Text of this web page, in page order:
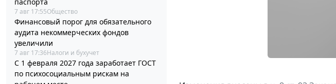
7 авг 17:55Общество
Финансовый порог для обязательного
аудита некоммерческих фондов
увеличили
7 авг 17:36Налоги и бухучет
С 1 февраля 2027 года заработает ГОСТ
по психосоциальным рискам на